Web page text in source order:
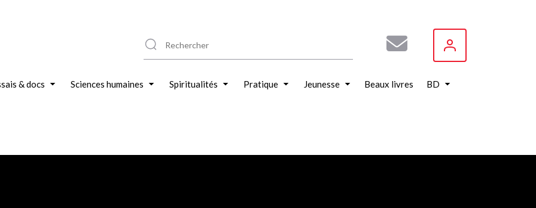
& docs Sciences humaines Spiritualités Pratique Jeunesse Beaux livres BD